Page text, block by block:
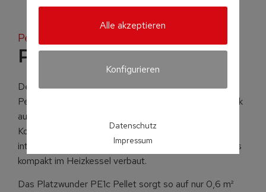
Pellets-Brennwertkessel
PE1c Pellet
Der neu entwickelte Pellets-Brennwertkessel PE1c
Pellet ist serienmäßig mit innovativer Brennwerttechnik
ausgestattet. Weltweit einzigartig ist dabei die
Kombination der Brennwerttechnik mit einem
integrierbarem Partikelabscheider (Elektrofilter) – alles
kompakt im Heizkessel verbaut.
Das Platzwunder PE1c Pellet sorgt so auf nur 0,6 m²
Alle akzeptieren
Konfigurieren
Datenschutz
Impressum